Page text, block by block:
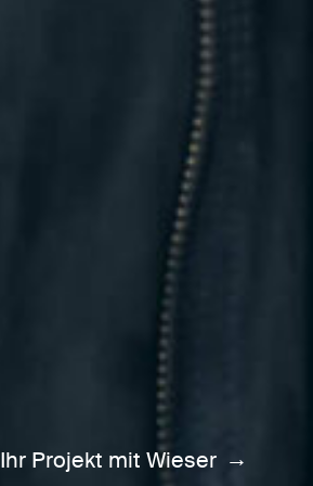
Ihr Projekt mit Wieser